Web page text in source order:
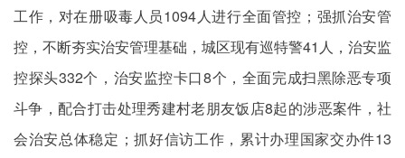
工作，对在册吸毒人员1094人进行全面管控；强抓治安管
控，不断夯实治安管理基础，城区现有巡特警41人，治安监
控探头332个，治安监控卡口8个，全面完成扫黑除恶专项
斗争，配合打击处理秀建村老朋友饭店8起的涉恶案件，社
会治安总体稳定；抓好信访工作，累计办理国家交办件13